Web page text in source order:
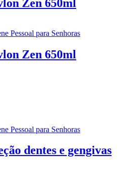
Zen 650ml
Pessoal para Senhoras
Zen 650ml
Pessoal para Senhoras
dentes e gengivas